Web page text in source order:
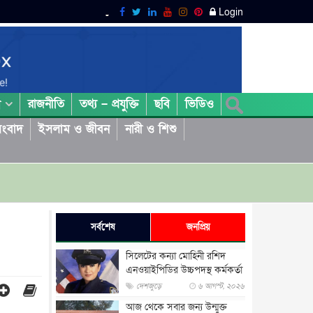
Login
রাজনীতি তথ্য – প্রযুক্তি ছবি
ভিডিও
ইসলাম ও জীবন
নারী ও শিশু
সর্বশেষ জনপ্রিয়
সিলেটের কন্যা মোহিনী রশিদ
এনওয়াইপিডির উচ্চপদস্থ কর্মকর্তা
দেশজুড়ে ৬ আগস্ট, ২০২৬
আজ থেকে সবার জন্য উন্মুক্ত